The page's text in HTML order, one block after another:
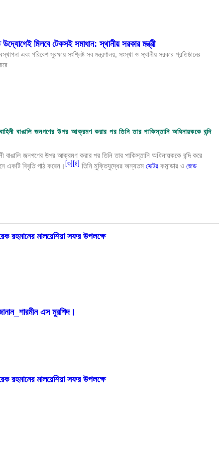
জাহিদ হোসেন
মিলবে টেকসই সমাধান: স্থানীয় সরকার মন্ত্রী
এবং পরিবেশ সুরক্ষায় সংশ্লিষ্ট সব মন্ত্রণালয়, সংস্থা ও স্থানীয় সরকার প্রতিষ্ঠানের
বাঙালি জনগণের উপর আক্রমণ করার পর তিনি তার পাকিস্তানি অধিনায়ককে বন্দি
বাঙালি জনগণের উপর আক্রমণ করার পর তিনি তার পাকিস্তানি অধিনায়ককে বন্দি করে
একটি বিবৃতি পাঠ করেন। [৩] [৪] তিনি মুক্তিযুদ্ধের অন্যতম সেক্টর কমান্ডার ও জেড
রহমানের মালয়েশিয়া সফর উপলক্ষে
এস মুরশিদ।
রহমানের মালয়েশিয়া সফর উপলক্ষে